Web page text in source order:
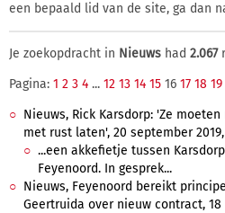
een bepaald lid van de site, ga dan
Je zoekopdracht in Nieuws had 2.067
Pagina: 1 2 3 4 ... 12 13 14 15 16 17 18 19
Nieuws, Rick Karsdorp: 'Ze
met rust laten', 20 september 2019,
...een akkefietje tussen
Feyenoord. In gesprek...
Nieuws, Feyenoord bereikt
Geertruida over nieuw contract, 18